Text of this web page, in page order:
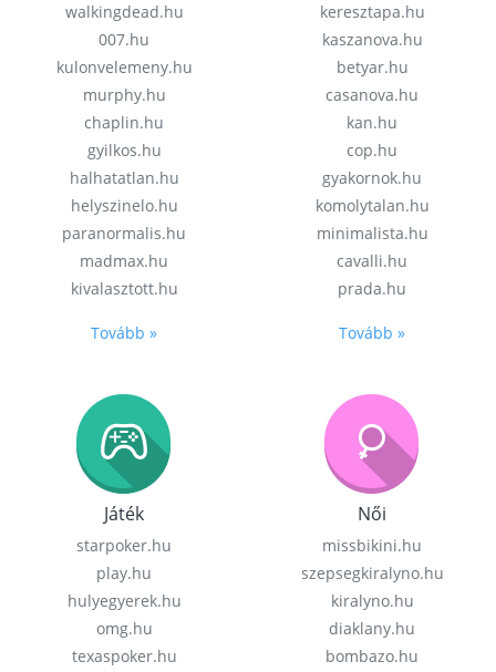
walkingdead.hu
007.hu
kulonvelemeny.hu
murphy.hu
chaplin.hu
gyilkos.hu
halhatatlan.hu
helyszinelo.hu
paranormalis.hu
madmax.hu
kivalasztott.hu
Tovább »
keresztapa.hu
kaszanova.hu
betyar.hu
casanova.hu
kan.hu
cop.hu
gyakornok.hu
komolytalan.hu
minimalista.hu
cavalli.hu
prada.hu
Tovább »
Játék
starpoker.hu
play.hu
hulyegyerek.hu
omg.hu
texaspoker.hu
Női
missbikini.hu
szepsegkiralyno.hu
kiralyno.hu
diaklany.hu
bombazo.hu